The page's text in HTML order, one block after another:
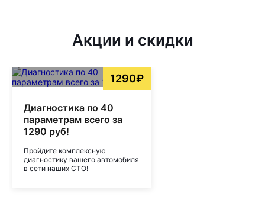
Акции и скидки
1290₽
Диагностика по 40
параметрам всего за
1290 руб!
Пройдите комплексную
диагностику вашего автомобиля
в сети наших СТО!